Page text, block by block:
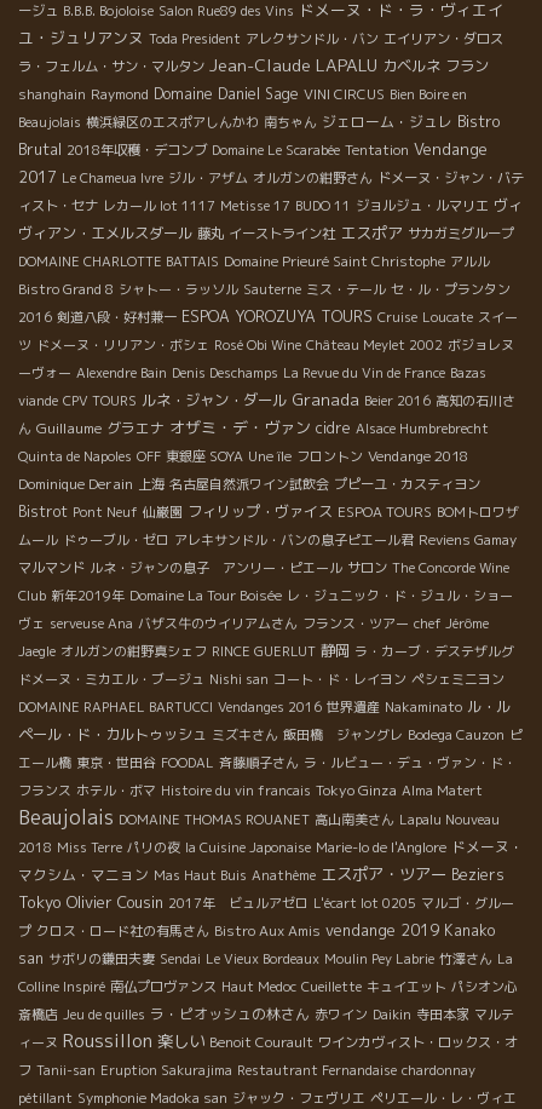
ージュ B.B.B. Bojoloise Salon Rue89 des Vins ドメーヌ・ド・ラ・ヴィエイ
ユ・ジュリアンヌ Toda President アレクサンドル・バン エイリアン・ダロス
ラ・フェルム・サン・マルタン Jean-Claude LAPALU カベルネ フラン
shanghain Raymond Domaine Daniel Sage VINI CIRCUS Bien Boire en
Beaujolais 横浜緑区のエスポアしんかわ 南ちゃん ジェローム・ジュレ Bistro
Brutal 2018年収穫・デコンブ Domaine Le Scarabée Tentation Vendange
2017 Le Chameua Ivre ジル・アザム オルガンの紺野さん ドメーヌ・ジャン・バテ
ィスト・セナ レカール lot 1117 Metisse 17 BUDO 11 ジョルジュ・ルマリエ ヴィ
ヴィアン・エメルスダール 藤丸 イーストライン社 エスポア サカガミグループ
DOMAINE CHARLOTTE BATTAIS Domaine Prieuré Saint Christophe アルル
Bistro Grand 8 シャトー・ラッソル Sauterne ミス・テール セ・ル・プランタン
2016 剣道八段・好村兼一 ESPOA YOROZUYA TOURS Cruise Loucate スイー
ツ ドメーヌ・リリアン・ボシェ Rosé Obi Wine Château Meylet 2002 ボジョレヌ
ーヴォー Alexendre Bain Denis Deschamps La Revue du Vin de France Bazas
viande CPV TOURS ルネ・ジャン・ダール Granada Beier 2016 高知の石川さ
ん Guillaume グラエナ オザミ・デ・ヴァン cidre Alsace Humbrebrecht
Quinta de Napoles OFF 東銀座 SOYA Une île フロントン Vendange 2018
Dominique Derain
上海 名古屋自然派ワイン試飲会 プピーユ・カスティヨン
Bistrot Pont Neuf 仙巌園 フィリップ・ヴァイス ESPOA TOURS BOMトロワザ
ムール ドゥーブル・ゼロ アレキサンドル・バンの息子ピエール君 Reviens Gamay
マルマンド ルネ・ジャンの息子 アンリー・ピエール サロン The Concorde Wine
Club 新年2019年 Domaine La Tour Boisée レ・ジュニック・ド・ジュル・ショー
ヴェ serveuse Ana バザス牛のウイリアムさん フランス・ツアー chef Jérôme
Jaegle オルガンの紺野真シェフ RINCE GUERLUT 静岡 ラ・カーブ・デステザルグ
ドメーヌ・ミカエル・ブージュ Nishi san コート・ド・レイヨン ペシェミニヨン
DOMAINE RAPHAEL BARTUCCI Vendanges 2016 世界遺産 Nakaminato ル・ル
ペール・ド・カルトゥッシュ ミズキさん 飯田橋 ジャングレ Bodega Cauzon ピ
エール橋 東京・世田谷 FOODAL 斉藤順子さん ラ・ルビュー・デュ・ヴァン・ド・
フランス ホテル・ボマ Histoire du vin francais Tokyo Ginza Alma Matert
Beaujolais DOMAINE THOMAS ROUANET 高山南美さん Lapalu Nouveau
2018 Miss Terre パリの夜 la Cuisine Japonaise Marie-lo de l'Anglore ドメーヌ・
マクシム・マニョン Mas Haut Buis Anathème エスポア・ツアー Beziers
Tokyo Olivier Cousin 2017年 ビュルアゼロ L'écart lot 0205 マルゴ・グルー
プ クロス・ロード社の有馬さん Bistro Aux Amis vendange 2019 Kanako
san サボリの鎌田夫妻 Sendai Le Vieux Bordeaux Moulin Pey Labrie 竹澤さん La
Colline Inspiré 南仏プロヴァンス Haut Medoc Cueillette キュイエット パシオン心
斎橋店 Jeu de quilles ラ・ピオッシュの林さん 赤ワイン Daikin 寺田本家 マルテ
ィーヌ Roussillon 楽しい Benoit Courault ワインカヴィスト・ロックス・オ
フ Tanii-san Eruption Sakurajima Restautrant Fernandaise chardonnay
pétillant Symphonie Madoka san ジャック・フェヴリエ ペリエール・レ・ヴィエ